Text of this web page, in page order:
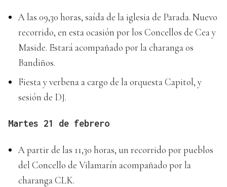
A las 09,30 horas, saída de la iglesia de Parada. Nuevo
recorrido, en esta ocasión por los Concellos de Cea y
Maside. Estará acompañado por la charanga os
Bandiños.
Fiesta y verbena a cargo de la orquesta Capitol, y
sesión de DJ.
Martes 21 de febrero
A partir de las 11,30 horas, un recorrido por pueblos
del Concello de Vilamarín acompañado por la
charanga CLK.